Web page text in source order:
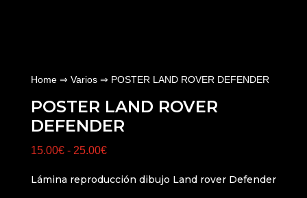
Home⇒ Varios⇒ POSTER LAND ROVER DEFENDER
POSTER LAND ROVER
DEFENDER
15.00€ - 25.00€Rango
precios:
Lámina reproducción dibujo Land rover Defender